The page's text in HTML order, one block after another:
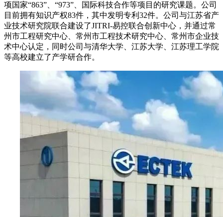
项国家“863”、“973”、国际科技合作等项目的研究课题。公司
目前拥有知识产权83件，其中发明专利32件。公司与江苏省产
业技术研究院联合建设了JITRI-易控联合创新中心，并通过常
州市工程研究中心、常州市工程技术研究中心、常州市企业技
术中心认定，同时公司与清华大学、江苏大学、江苏理工学院
等高校建立了产学研合作。